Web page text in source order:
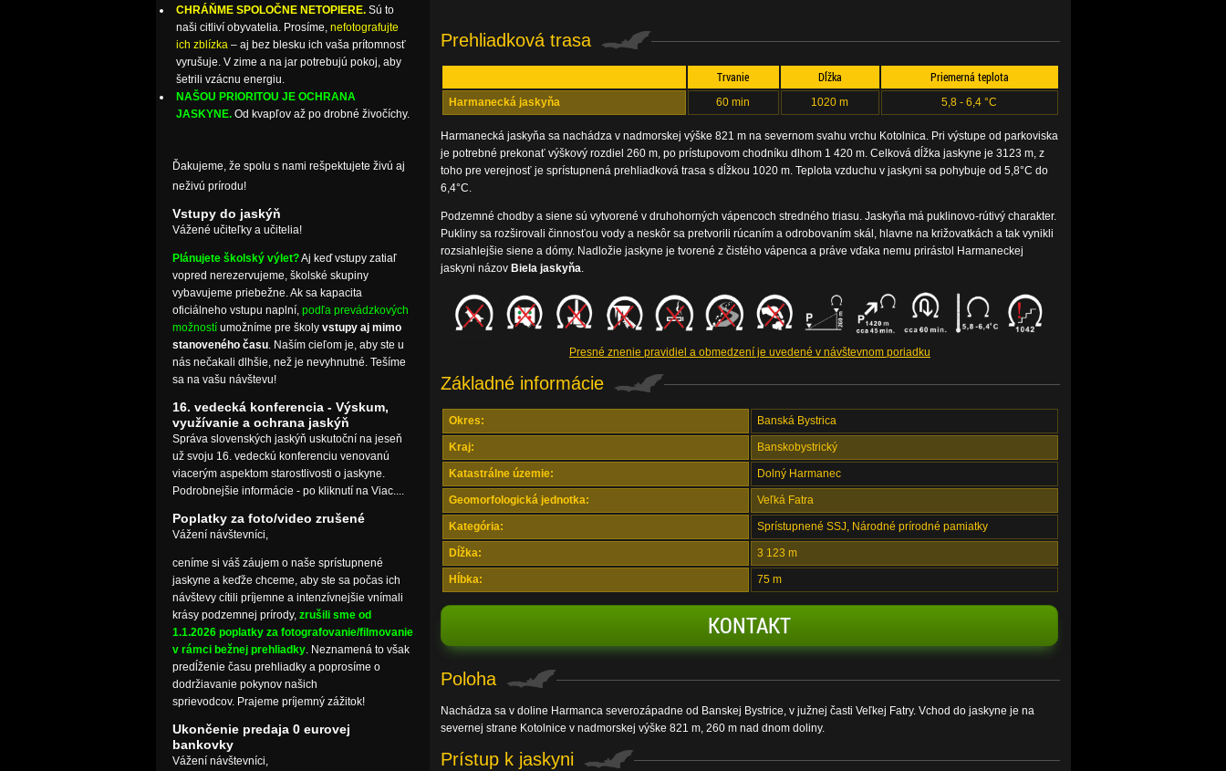
Prehliadková trasa
Trvanie Dĺžka Priemerná teplota
Harmanecká jaskyňa 60 min 1020 m 5,8 - 6,4 °C
Harmanecká jaskyňa sa nachádza v nadmorskej výške 821 m na severnom svahu vrchu Kotolnica. Pri výstupe od parkoviska
je potrebné prekonať výškový rozdiel 260 m, po prístupovom chodníku dlhom 1 420 m. Celková dĺžka jaskyne je 3123 m, z
toho pre verejnosť je sprístupnená prehliadková trasa s dĺžkou 1020 m. Teplota vzduchu v jaskyni sa pohybuje od 5,8°C do
6,4°C.
Podzemné chodby a siene sú vytvorené v druhohorných vápencoch stredného triasu. Jaskyňa má puklinovo-rútivý charakter.
Pukliny sa rozširovali činnosťou vody a neskôr sa pretvorili rúcaním a odrobovaním skál, hlavne na križovatkách a tak vynikli
rozsiahlejšie siene a dómy. Nadložie jaskyne je tvorené z čistého vápenca a práve vďaka nemu prirástol Harmaneckej
jaskyni názov Biela jaskyňa.
Presné znenie pravidiel a obmedzení je uvedené v návštevnom poriadku
Základné informácie
Okres: Banská Bystrica
Kraj: Banskobystrický
Katastrálne územie: Dolný Harmanec
Geomorfologická jednotka: Veľká Fatra
Kategória: Sprístupnené SSJ, Národné prírodné pamiatky
Dĺžka: 3 123 m
Hĺbka: 75 m
KONTAKT
Poloha
Nachádza sa v doline Harmanca severozápadne od Banskej Bystrice, v južnej časti Veľkej Fatry. Vchod do jaskyne je na
severnej strane Kotolnice v nadmorskej výške 821 m, 260 m nad dnom doliny.
Prístup k jaskyni
CHRÁŇME SPOLOČNE NETOPIERE.Sú to
naši citliví obyvatelia. Prosíme, nefotografujte
ich zblízka– aj bez blesku ich vaša prítomnosť
vyrušuje. V zime a na jar potrebujú pokoj, aby
šetrili vzácnu energiu.
NAŠOU PRIORITOU JE OCHRANA
JASKYNE. Od kvapľov až po drobné živočíchy.
Ďakujeme, že spolu s nami rešpektujete živú aj
neživú prírodu!
Vstupy do jaskýň
Vážené učiteľky a učitelia!
Plánujete školský výlet?Aj keď vstupy zatiaľ
vopred nerezervujeme, školské skupiny
vybavujeme priebežne. Ak sa kapacita
oficiálneho vstupu naplní, podľa prevádzkových
možnostíumožníme pre školy vstupy aj mimo
stanoveného času. Naším cieľom je, aby ste u
nás nečakali dlhšie, než je nevyhnutné. Tešíme
sa na vašu návštevu!
16. vedecká konferencia - Výskum,
využívanie a ochrana jaskýň
Správa slovenských jaskýň uskutoční na jeseň
už svoju 16. vedeckú konferenciu venovanú
viacerým aspektom starostlivosti o jaskyne.
Podrobnejšie informácie - po kliknutí na Viac....
Poplatky za foto/video zrušené
Vážení návštevníci,
ceníme si váš záujem o naše sprístupnené
jaskyne a keďže chceme, aby ste sa počas ich
návštevy cítili príjemne a intenzívnejšie vnímali
krásy podzemnej prírody, zrušili sme od
1.1.2026 poplatky za fotografovanie/filmovanie
v rámci bežnej prehliadky. Neznamená to však
predĺženie času prehliadky a poprosíme o
dodržiavanie pokynov našich
sprievodcov. Prajeme príjemný zážitok!
Ukončenie predaja 0 eurovej
bankovky
Vážení návštevníci,